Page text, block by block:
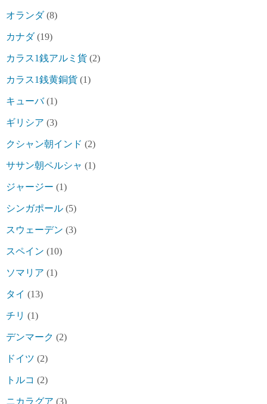
オランダ(8)
カナダ(19)
カラス1銭アルミ貨 (2)
カラス1銭黄銅貨 (1)
キューバ(1)
ギリシア (3)
クシャン朝インド (2)
ササン朝ペルシャ (1)
ジャージー (1)
シンガポール (5)
スウェーデン (3)
スペイン (10)
ソマリア (1)
タイ (13)
チリ (1)
デンマーク (2)
ドイツ (2)
トルコ (2)
ニカラグア (3)